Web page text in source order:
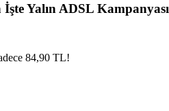
Yalın ADSL Kampanyası
84,90 TL!